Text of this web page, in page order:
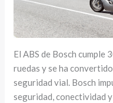
El ABS de Bosch cumple
ruedas y se ha
seguridad vial. Bosch
seguridad, conectividad